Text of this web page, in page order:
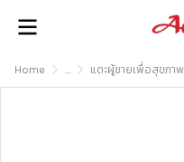
Home ... แตะผู้ชายเพื่อสุขภาพ